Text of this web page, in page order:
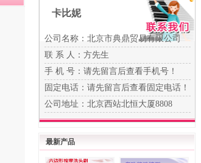
卡比妮
公司名称：北京市典鼎贸易有限公司
联 系 人：方先生
手 机 号： 请先留言后查看手机号！
固定电话： 请先留言后查看固定电话！
公司地址：北京西站北恒大厦8808
最新产品